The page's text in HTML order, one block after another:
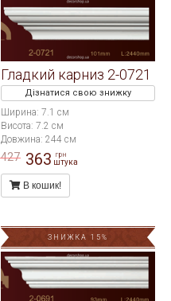
Гладкий карниз 2-0721
Дізнатися свою знижку
Ширина: 7.1 см
Висота: 7.2 см
Довжина: 244 см
427 363 грн
штука
В кошик!
ЗНИЖКА 15%